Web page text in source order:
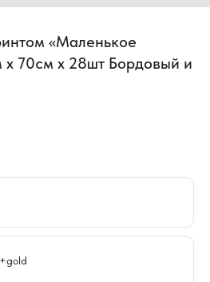
«Маленькое
х 70см х 28шт Бордовый и